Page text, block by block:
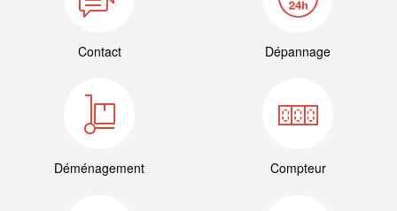
Contact Dépannage
Déménagement Compteur